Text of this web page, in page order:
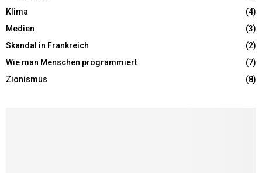
Klima
(4)
Medien
(3)
Skandal in Frankreich
(2)
Wie man Menschen programmiert
(7)
Zionismus
(8)